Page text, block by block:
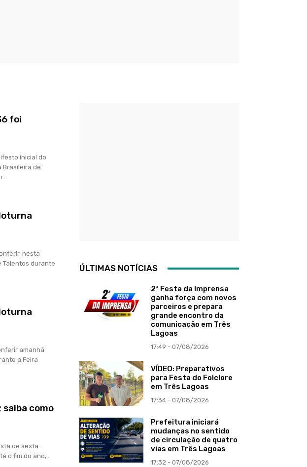
foi
inicial do
Brasileira de
nesta
Talentos durante
amanhã
a Feira
como
de sexta-
o fim do ano,...
ÚLTIMAS NOTÍCIAS
2ª Festa da Imprensa
ganha força com novos
parceiros e prepara
grande encontro da
comunicação em Três
Lagoas
17:49 - 07/08/2026
VÍDEO: Preparativos
para Festa do Folclore
em Três Lagoas
17:34 - 07/08/2026
Prefeitura iniciará
mudanças no sentido
de circulação de quatro
vias em Três Lagoas
17:32 - 07/08/2026